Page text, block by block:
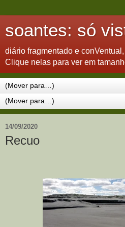
soantes: só
diário fragmentado e
Clique nelas para ver em
14/09/2020
Recuo